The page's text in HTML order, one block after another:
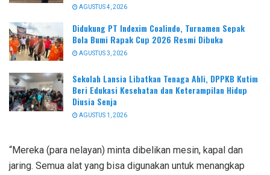
AGUSTUS 4, 2026
Didukung PT Indexim Coalindo, Turnamen Sepak
Bola Bumi Rapak Cup 2026 Resmi Dibuka
AGUSTUS 3, 2026
Sekolah Lansia Libatkan Tenaga Ahli, DPPKB Kutim
Beri Edukasi Kesehatan dan Keterampilan Hidup
Diusia Senja
AGUSTUS 1, 2026
“Mereka (para nelayan) minta dibelikan mesin, kapal dan
jaring. Semua alat yang bisa digunakan untuk menangkap